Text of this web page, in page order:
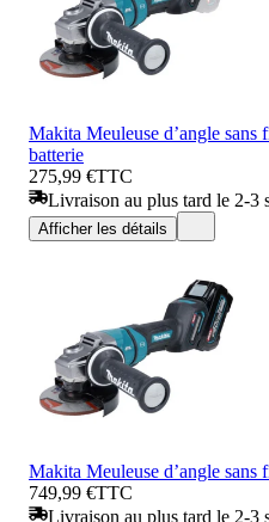
Makita Meuleuse d’angle sans
batterie
275,99 €TTC
Livraison au plus tard le 2-3
Afficher les détails
Makita Meuleuse d’angle sans
749,99 €TTC
Livraison au plus tard le 2-3